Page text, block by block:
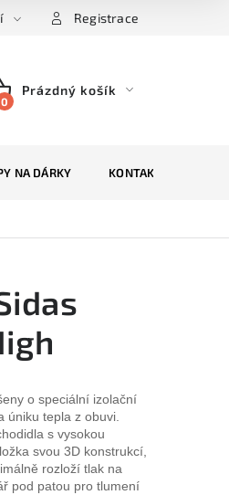
Registrace
Prázdný košík
NA DÁRKY KONTAKTY
o speciální izolační
úniku tepla z obuvi.
s vysokou
svou 3D konstrukcí,
rozloží tlak na
pod patou pro tlumení